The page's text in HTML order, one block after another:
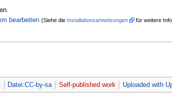
bearbeiten (Siehe die Installationsanweisungen für weitere
Datei:CC-by-sa Self-published work Uploaded with